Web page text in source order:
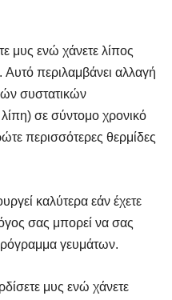
μυς ενώ χάνετε λίπος
περιλαμβάνει αλλαγή
συστατικών
σε σύντομο χρονικό
περισσότερες θερμίδες
καλύτερα εάν έχετε
σας μπορεί να σας
γευμάτων.
μυς ενώ χάνετε